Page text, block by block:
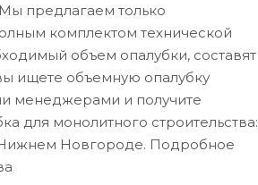
предлагаем только
комплектом технической
объем опалубки, составят
ищете объемную опалубку
менеджерами и получите
для монолитного строительства:
Нижнем Новгороде. Подробное